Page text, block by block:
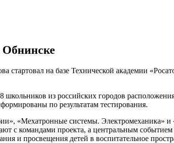
Обнинске
стартовал на базе Технической академии
школьников из российских городов
по результатам тестирования.
«Мехатронные системы. Электромеханика» и
с командами проекта, а центральным событием
и просвещения детей в воспитательное